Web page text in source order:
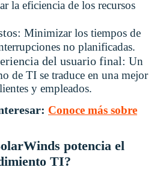
la eficiencia de los recursos
Minimizar los tiempos de
no planificadas.
del usuario final: Un
de TI se traduce en una mejor
y empleados.
Conoce más sobre
potencia el
TI?